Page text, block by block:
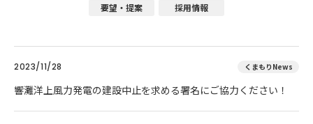
要望・提案
採用情報
2023/11/28 くまもりNews
響灘洋上風力発電の建設中止を求める署名にご協力ください！